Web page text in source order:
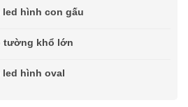
hình con gấu
tường khổ lớn
hình oval